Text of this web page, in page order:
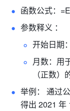
函数公式：
参数释义 ：
开始日期
月数：用
（正数）
举例： 通过
得出 2021 年